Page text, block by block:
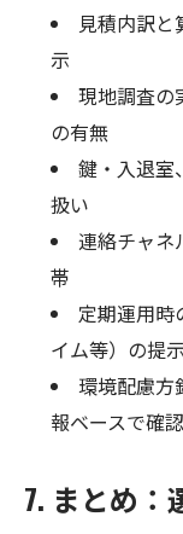
見積内訳と
示
現地調査の
の有無
鍵・入退室
扱い
連絡チャネ
帯
定期運用時
イム等）の提
環境配慮方
報ベースで確認
7. まとめ：